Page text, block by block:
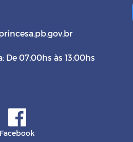
De 07:00hs às 13:00hs
Facebook